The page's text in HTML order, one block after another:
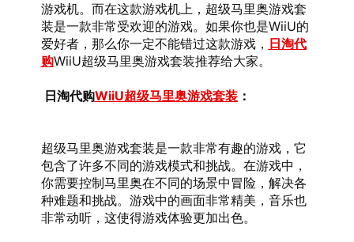
游戏机。而在这款游戏机上，超级马里奥游戏套
装是一款非常受欢迎的游戏。如果你也是WiiU的
爱好者，那么你一定不能错过这款游戏， 日淘代
购WiiU超级马里奥游戏套装推荐给大家。
日淘代购WiiU超级马里奥游戏套装：
超级马里奥游戏套装是一款非常有趣的游戏，它
包含了许多不同的游戏模式和挑战。在游戏中，
你需要控制马里奥在不同的场景中冒险，解决各
种难题和挑战。游戏中的画面非常精美，音乐也
非常动听，这使得游戏体验更加出色。